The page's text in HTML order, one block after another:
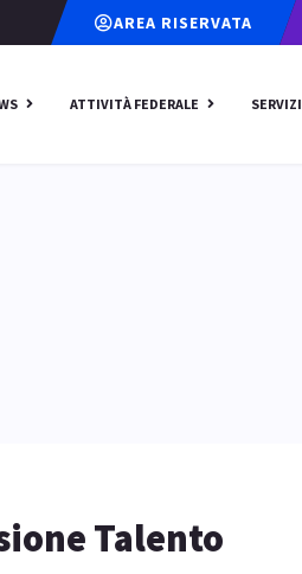
AREA RISERVATA
ATTIVITÀ FEDERALE SERVIZI
Talento